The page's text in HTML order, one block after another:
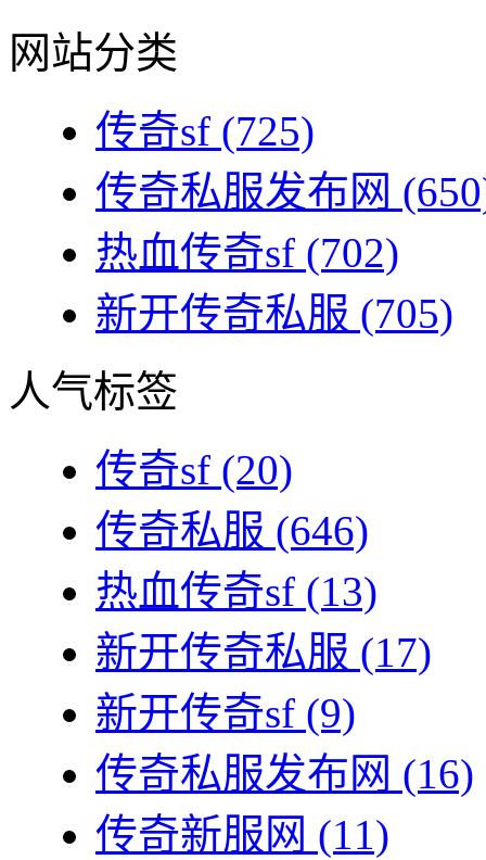
网站分类
传奇sf (725)
传奇私服发布网
热血传奇sf (702)
新开传奇私服 (705)
人气标签
传奇sf (20)
传奇私服 (646)
热血传奇sf (13)
新开传奇私服 (17)
新开传奇sf (9)
传奇私服发布网 (16)
传奇新服网 (11)